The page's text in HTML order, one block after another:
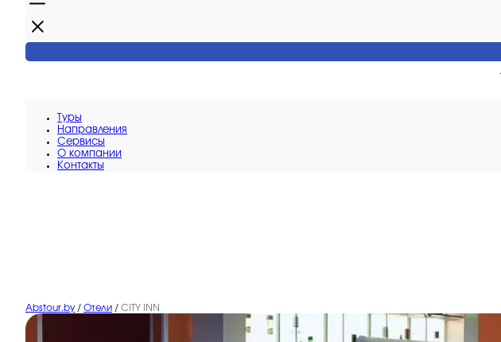
Туры
Направления
Сервисы
O компании
Контакты
Abstour.by / Отели / CITY INN